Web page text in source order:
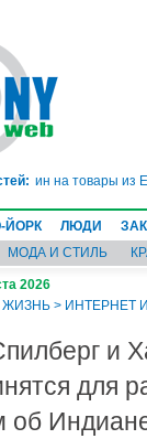
на товары из ЕС
ЙОРК ЛЮДИ
МОДА И СТИЛЬ
2026
ЖИЗНЬ > ИНТЕРНЕТ
и
для